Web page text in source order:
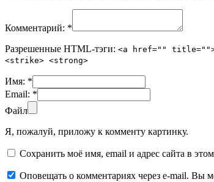
Комментарий: *
Разрешенные HTML-тэги: <a href="" title="">
<strike> <strong>
Имя: *
Email: *
Файл
Я, пожалуй, приложу к комменту картинку.
Сохранить моё имя, email и адрес сайта в
Оповещать о комментариях через e-mail. Вы